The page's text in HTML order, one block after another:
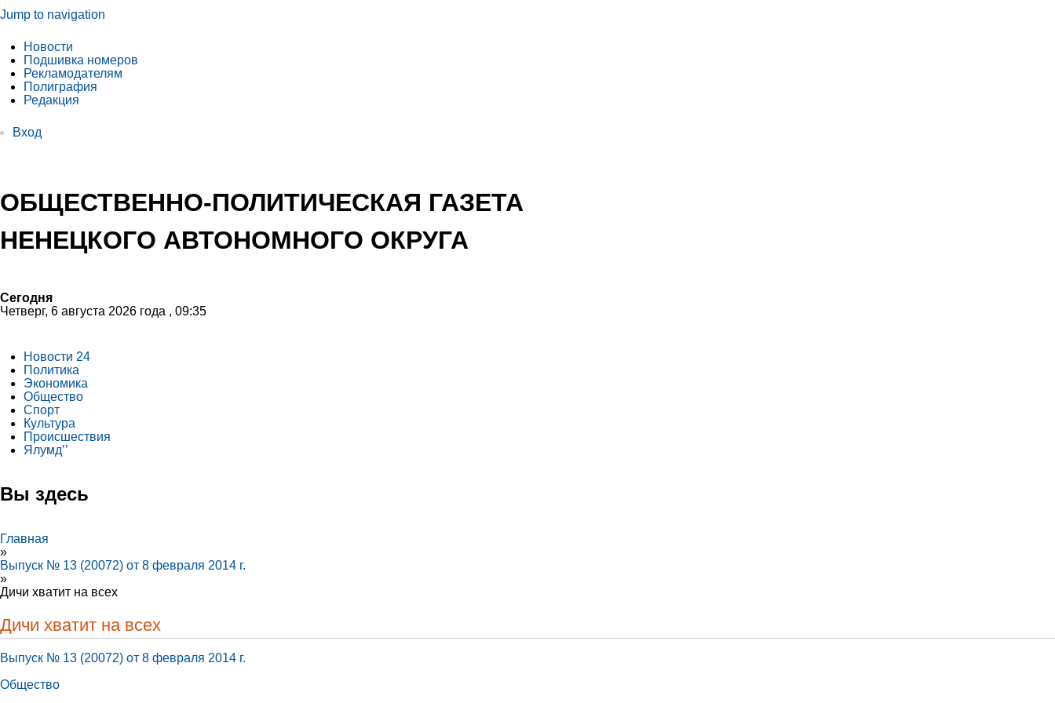
Jump to navigation
Новости
Подшивка номеров
Рекламодателям
Полиграфия
Редакция
Вход
ОБЩЕСТВЕННО-ПОЛИТИЧЕСКАЯ ГАЗЕТА
НЕНЕЦКОГО АВТОНОМНОГО ОКРУГА
Сегодня
Четверг, 6 августа 2026 года , 09:35
Новости 24
Политика
Экономика
Общество
Спорт
Культура
Происшествия
Ялумд’’
Вы здесь
Главная
»
Выпуск № 13 (20072) от 8 февраля 2014 г.
»
Дичи хватит на всех
Дичи хватит на всех
Выпуск № 13 (20072) от 8 февраля 2014 г.
Общество